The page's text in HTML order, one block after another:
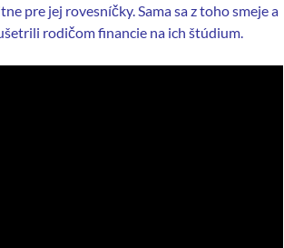
pre jej rovesníčky. Sama sa z toho smeje a
rodičom financie na ich štúdium.